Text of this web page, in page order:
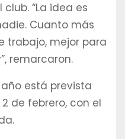
“La idea es
Cuanto más
trabajo, mejor para
remarcaron.
está prevista
de febrero, con el